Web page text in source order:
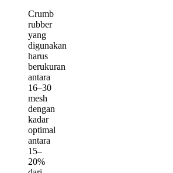
Crumb
rubber
yang
digunakan
harus
berukuran
antara
16–30
mesh
dengan
kadar
optimal
antara
15–
20%